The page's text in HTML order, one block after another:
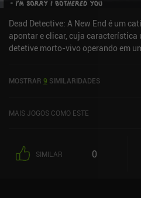
Dead Detective: A New End é um
apontar e clicar, cuja característica
detetive morto-vivo operando em
restaurante, devemos recuperar seu
Para isso, viajamos pela cidade,
dedução interessante em que
com as pessoas e fazendo
MOSTRAR 9 SIMILARIDADES
MAIS JOGOS COMO ESTE
SIMILAR 0